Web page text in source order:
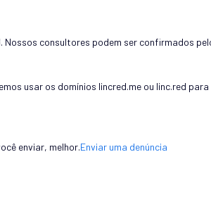
Nossos consultores podem ser confirmados
usar os domínios lincred.me ou linc.red
enviar, melhor.Enviar uma denúncia